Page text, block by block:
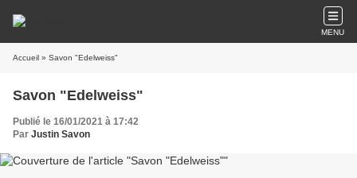
MENU
Accueil » Savon "Edelweiss"
Savon "Edelweiss"
Publié le 16/01/2021 à 17:42
Par Justin Savon